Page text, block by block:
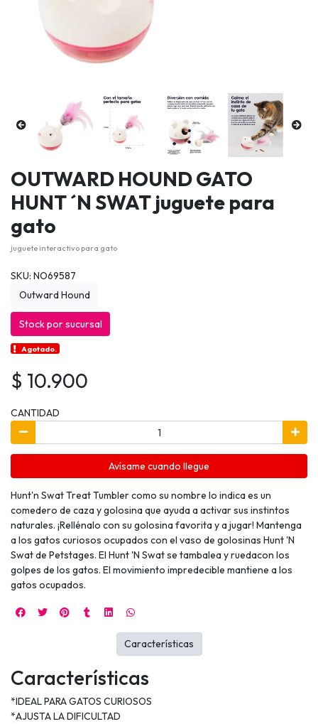
OUTWARD HOUND GATO
HUNT ´N SWAT juguete para
gato
juguete interactivo para gato
SKU: NO69587
Outward Hound
Stock por sucursal
Agotado.
$ 10.900
CANTIDAD
Avísame cuando llegue
Hunt'n Swat Treat Tumbler como su nombre lo indica es un
comedero de caza y golosina que ayuda a activar sus instintos
naturales. ¡Rellénalo con su golosina favorita y a jugar! Mantenga
a los gatos curiosos ocupados con el vaso de golosinas Hunt 'N
Swat de Petstages. El Hunt 'N Swat se tambalea y ruedacon los
golpes de los gatos. El movimiento impredecible mantiene a los
gatos ocupados.
Características
*IDEAL PARA GATOS CURIOSOS
*AJUSTA LA DIFICULTAD
Características